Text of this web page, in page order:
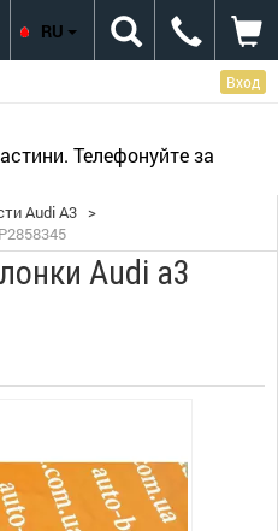
Вход
Телефонуйте за
RU
Audi A3 >
Audi a3